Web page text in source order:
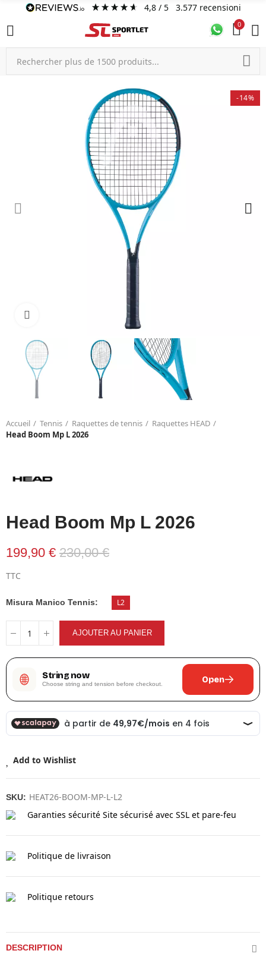
4,8/ 5 3.577 recensioni
0
-14%
Accueil Tennis Raquettes de tennis
Raquettes HEAD
Head Boom Mp L 2026
Head Boom Mp L 2026
199,90 € 230,00 €
TTC
Misura Manico Tennis L2
AJOUTER AU PANIER
String now
Choose string and tension before checkout. Open
Add to Wishlist
SKU: HEAT26-BOOM-MP-L-L2
Garanties sécurité Site sécurisé avec SSL et pare-feu
Politique de livraison
Politique retours
DESCRIPTION